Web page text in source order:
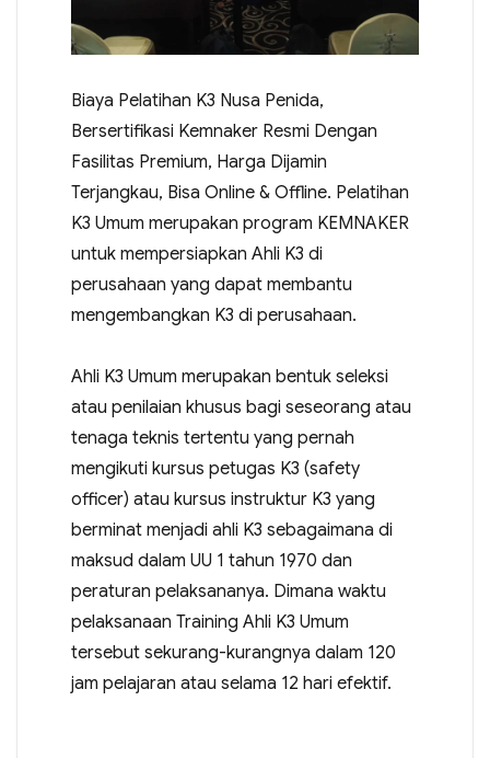
Biaya Pelatihan K3 Nusa Penida,
Bersertifikasi Kemnaker Resmi Dengan
Fasilitas Premium, Harga Dijamin
Terjangkau, Bisa Online & Offline. Pelatihan
K3 Umum merupakan program KEMNAKER
untuk mempersiapkan Ahli K3 di
perusahaan yang dapat membantu
mengembangkan K3 di perusahaan.
Ahli K3 Umum merupakan bentuk seleksi
atau penilaian khusus bagi seseorang atau
tenaga teknis tertentu yang pernah
mengikuti kursus petugas K3 (safety
officer) atau kursus instruktur K3 yang
berminat menjadi ahli K3 sebagaimana di
maksud dalam UU 1 tahun 1970 dan
peraturan pelaksananya. Dimana waktu
pelaksanaan Training Ahli K3 Umum
tersebut sekurang-kurangnya dalam 120
jam pelajaran atau selama 12 hari efektif.